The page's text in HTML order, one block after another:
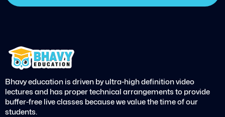
Bhavy education is driven by ultra-high definition video
lectures and has proper technical arrangements to provide
buffer-free live classes because we value the time of our
students.